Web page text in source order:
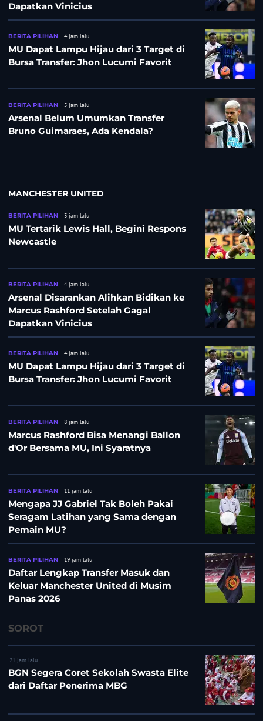
Dapatkan Vinicius
BERITA PILIHAN 4 jam lalu
MU Dapat Lampu Hijau dari 3 Target di
Bursa Transfer: Jhon Lucumi Favorit
BERITA PILIHAN 5 jam lalu
Arsenal Belum Umumkan Transfer
Bruno Guimaraes, Ada Kendala?
MANCHESTER UNITED
BERITA PILIHAN 3 jam lalu
MU Tertarik Lewis Hall, Begini Respons
Newcastle
BERITA PILIHAN 4 jam lalu
Arsenal Disarankan Alihkan Bidikan ke
Marcus Rashford Setelah Gagal
Dapatkan Vinicius
BERITA PILIHAN 4 jam lalu
MU Dapat Lampu Hijau dari 3 Target di
Bursa Transfer: Jhon Lucumi Favorit
BERITA PILIHAN 8 jam lalu
Marcus Rashford Bisa Menangi Ballon
d'Or Bersama MU, Ini Syaratnya
BERITA PILIHAN 11 jam lalu
Mengapa JJ Gabriel Tak Boleh Pakai
Seragam Latihan yang Sama dengan
Pemain MU?
BERITA PILIHAN 19 jam lalu
Daftar Lengkap Transfer Masuk dan
Keluar Manchester United di Musim
Panas 2026
SOROT
21 jam lalu
BGN Segera Coret Sekolah Swasta Elite
dari Daftar Penerima MBG